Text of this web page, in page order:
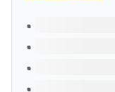
Volumes of this title